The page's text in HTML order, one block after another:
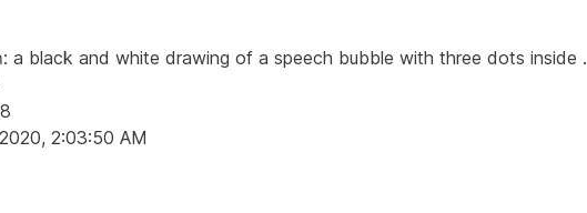
a black and white drawing of a speech bubble with three dots inside .
2:03:50 AM